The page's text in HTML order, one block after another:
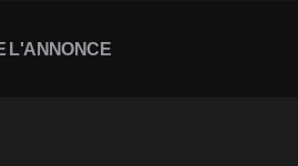
L'ANNONCE